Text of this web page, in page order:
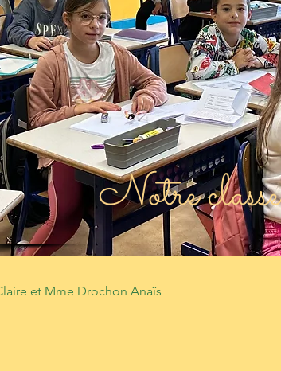
Notre classe
et Mme Drochon Anaïs